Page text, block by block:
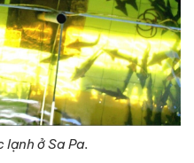
lạnh ở Sa Pa.